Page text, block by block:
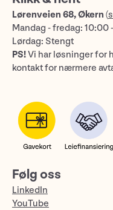
Lørenveien 68, Økern (
Mandag - fredag: 10:00
Lørdag: Stengt
PS!Vi har løsninger for
kontakt for nærmere
Følg oss
LinkedIn
YouTube